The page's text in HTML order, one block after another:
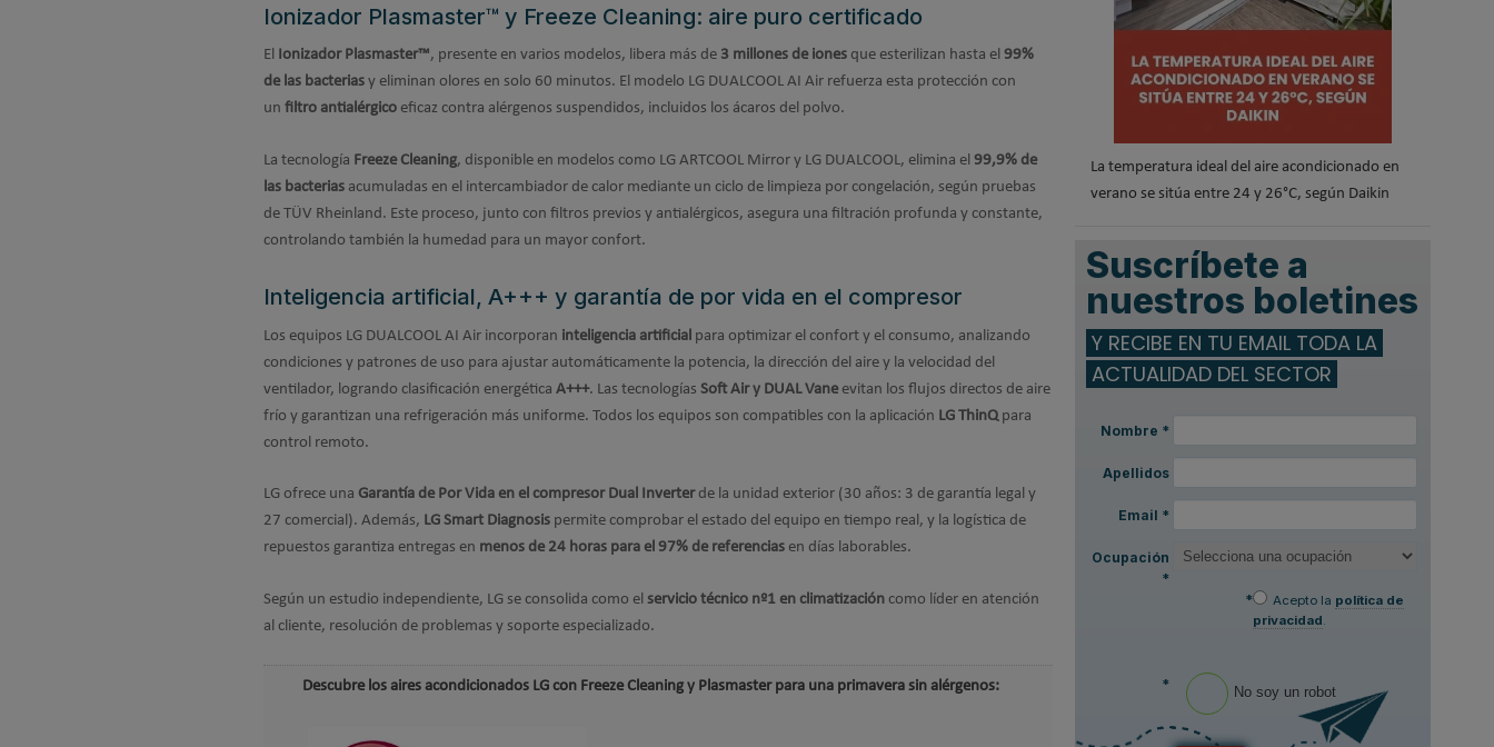
Ionizador Plasmaster™ y Freeze Cleaning: aire puro certificado
El Ionizador Plasmaster™, presente en varios modelos, libera más de 3 millones de iones que esterilizan hasta el 99%
de las bacterias y eliminan olores en solo 60 minutos. El modelo LG DUALCOOL AI Air refuerza esta protección con
un filtro antialérgico eficaz contra alérgenos suspendidos, incluidos los ácaros del polvo.
La tecnología Freeze Cleaning, disponible en modelos como LG ARTCOOL Mirror y LG DUALCOOL, elimina el 99,9% de
las bacterias acumuladas en el intercambiador de calor mediante un ciclo de limpieza por congelación, según pruebas
de TÜV Rheinland. Este proceso, junto con filtros previos y antialérgicos, asegura una filtración profunda y constante,
controlando también la humedad para un mayor confort.
Inteligencia artificial, A+++ y garantía de por vida en el compresor
Los equipos LG DUALCOOL AI Air incorporan inteligencia artificial para optimizar el confort y el consumo, analizando
condiciones y patrones de uso para ajustar automáticamente la potencia, la dirección del aire y la velocidad del
ventilador, logrando clasificación energética A+++. Las tecnologías Soft Air y DUAL Vaneevitan los flujos directos de aire
frío y garantizan una refrigeración más uniforme. Todos los equipos son compatibles con la aplicación LG ThinQpara
control remoto.
LG ofrece una Garantía de Por Vida en el compresor Dual Inverterde la unidad exterior (30 años: 3 de garantía legal y
27 comercial). Además, LG Smart Diagnosis permite comprobar el estado del equipo en tiempo real, y la logística de
repuestos garantiza entregas en menos de 24 horas para el 97% de referencias en días laborables.
Según un estudio independiente, LG se consolida como el servicio técnico nº1 en climatización como líder en atención
al cliente, resolución de problemas y soporte especializado.
Descubre los aires acondicionados LG con Freeze Cleaning y Plasmaster para una primavera sin alérgenos:
La temperatura ideal del aire acondicionado en
verano se sitúa entre 24 y 26°C, según Daikin
Suscríbete a
nuestros boletines
Y RECIBE EN TU EMAIL TODA LA
ACTUALIDAD DEL SECTOR
Nombre *
Apellidos
Email *
Ocupación
*
*
Acepto la política de
privacidad.
* No soy un robot